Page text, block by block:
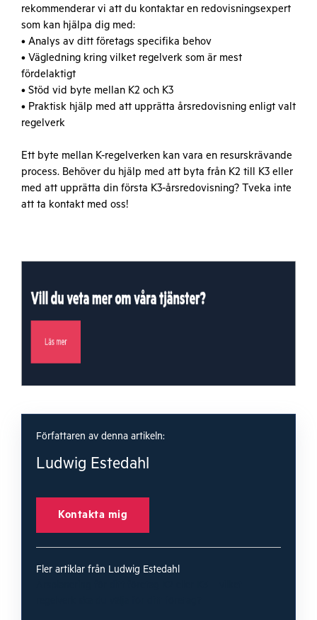
rekommenderar vi att du kontaktar en redovisningsexpert
som kan hjälpa dig med:
• Analys av ditt företags specifika behov
• Vägledning kring vilket regelverk som är mest
fördelaktigt
• Stöd vid byte mellan K2 och K3
• Praktisk hjälp med att upprätta årsredovisning enligt valt
regelverk
Ett byte mellan K-regelverken kan vara en resurskrävande
process. Behöver du hjälp med att byta från K2 till K3 eller
med att upprätta din första K3-årsredovisning? Tveka inte
att ta kontakt med oss!
Författaren av denna artikeln:
Ludwig Estedahl
Kontakta mig
Fler artiklar från Ludwig Estedahl